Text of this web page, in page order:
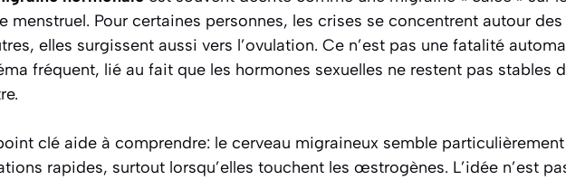
menstruel. Pour certaines personnes, les crises se concentrent autour
elles surgissent aussi vers l’ovulation. Ce n’est pas une fatalité
fréquent, lié au fait que les hormones sexuelles ne restent pas stables
clé aide à comprendre: le cerveau migraineux semble
rapides, surtout lorsqu’elles touchent les œstrogènes. L’idée n’est